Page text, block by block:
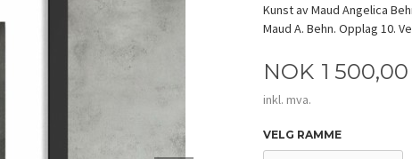
Kunst av Maud Angelica
Maud A. Behn. Opplag 10.
Pris
NOK 1 500,00
inkl. mva.
VELG RAMME